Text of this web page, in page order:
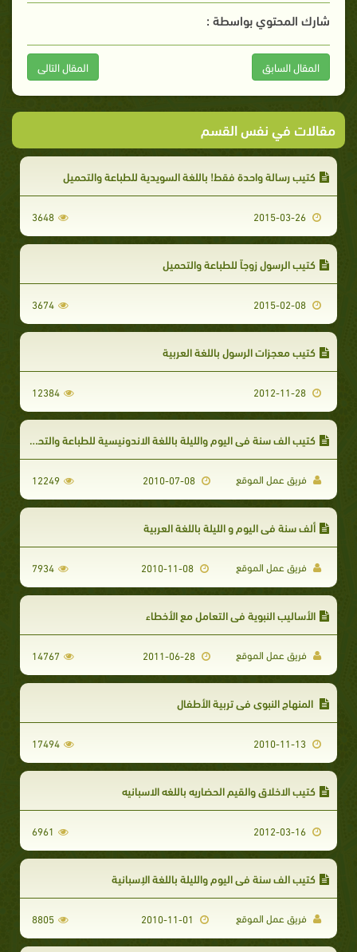
شارك المحتوي بواسطة :
المقال السابق المقال التالى
مقالات في نفس القسم
كتيب رسالة واحدة فقط! باللغة السويدية للطباعة والتحميل
3648
كتيب الرسول زوجاً للطباعة والتحميل
3674
كتيب معجزات الرسول باللغة العربية
12384
كتيب الف سنة في اليوم والليلة باللغة الاندونيسية للطباعة والتحميل
فريق عمل الموقع 12249
ألف سنة في اليوم و الليلة باللغة العربية
فريق عمل الموقع 7934
الأساليب النبوية في التعامل مع الأخطاء
فريق عمل الموقع 14767
المنهاج النبوي في تربية الأطفال
17494
كتيب الاخلاق والقيم الحضاريه باللغه الاسبانيه
6961
كتيب الف سنة في اليوم والليلة باللغة الإسبانية
فريق عمل الموقع 8805